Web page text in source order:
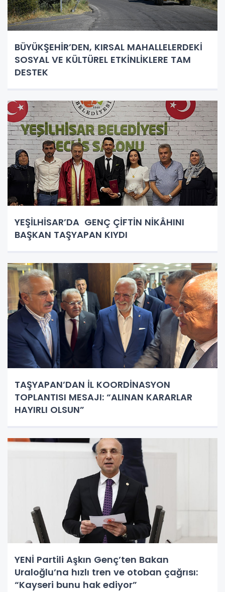
BÜYÜKŞEHİR’DEN, KIRSAL MAHALLELERDEKİ
SOSYAL VE KÜLTÜREL ETKİNLİKLERE TAM
DESTEK
YEŞİLHİSAR’DA GENÇ ÇİFTİN NİKÂHINI
BAŞKAN TAŞYAPAN KIYDI
TAŞYAPAN’DAN İL KOORDİNASYON
TOPLANTISI MESAJI: “ALINAN KARARLAR
HAYIRLI OLSUN”
YENİ Partili Aşkın Genç’ten Bakan
Uraloğlu’na hızlı tren ve otoban çağrısı:
“Kayseri bunu hak ediyor”